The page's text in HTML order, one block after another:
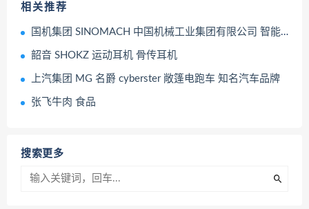
相关推荐
国机集团 SINOMACH 中国机械工业集团有限公司 智能生产工厂模型 沙盘模型
韶音 SHOKZ 运动耳机 骨传耳机
上汽集团 MG 名爵 cyberster 敞篷电跑车 知名汽车品牌
张飞牛肉 食品
搜索更多